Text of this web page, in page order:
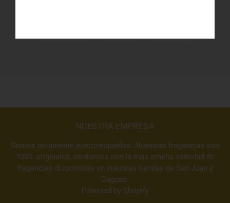
NUESTRA EMPRESA
Somos netamente puertorriqueños. Nuestras fragancias son
100% originales, contamos con la mas amplia variedad de
fragancias disponibles en nuestras tiendas de San Juan y
Caguas.
Powered by Shopify